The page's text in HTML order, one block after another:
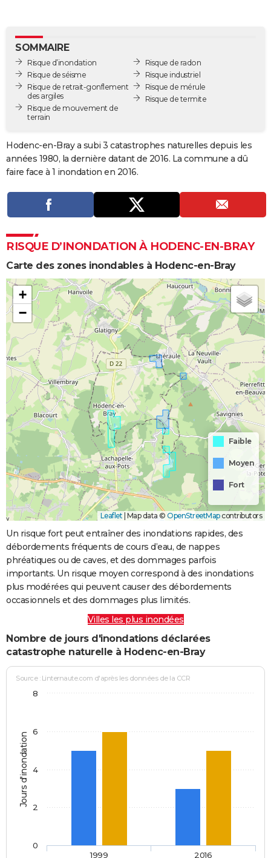
GUIDES D'ACHAT
BONS PLANS
CARTE DE VOEUX
Carte de Noël
Carte Bonne année
Carte Saint-Valentin
Carte Pâques
Carte d'anniversaire
DICTIONNAIRE
COPAINS D'AVANT
Bricolage
Lifestyle
Culture
Sport
Auto
Television
Voyage
Cinema
SOMMAIRE
Risque d’inondation
Risque de séisme
Risque de retrait-gonflement
des argiles
Risque de mouvement de
terrain
Risque de radon
Risque industriel
Risque de mérule
Risque de termite
Hodenc-en-Bray a subi 3 catastrophes naturelles depuis les
années 1980, la dernière datant de 2016. La commune a dû
faire face à 1 inondation en 2016.
RISQUE D’INONDATION À HODENC-EN-BRAY
Carte des zones inondables à Hodenc-en-Bray
+
−
Faible
Moyen
Fort
Leaflet | Map data © OpenStreetMapcontributors
Un risque fort peut entraîner des inondations rapides, des
débordements fréquents de cours d’eau, de nappes
phréatiques ou de caves, et des dommages parfois
importants. Un risque moyen correspond à des inondations
plus modérées qui peuvent causer des débordements
occasionnels et des dommages plus limités.
Villes les plus inondées
Nombre de jours d'inondations déclarées
catastrophe naturelle à Hodenc-en-Bray
Jours d'inondation
Source : Linternaute.com d'après les données de la CCR
1999 2016
0
2
4
6
8